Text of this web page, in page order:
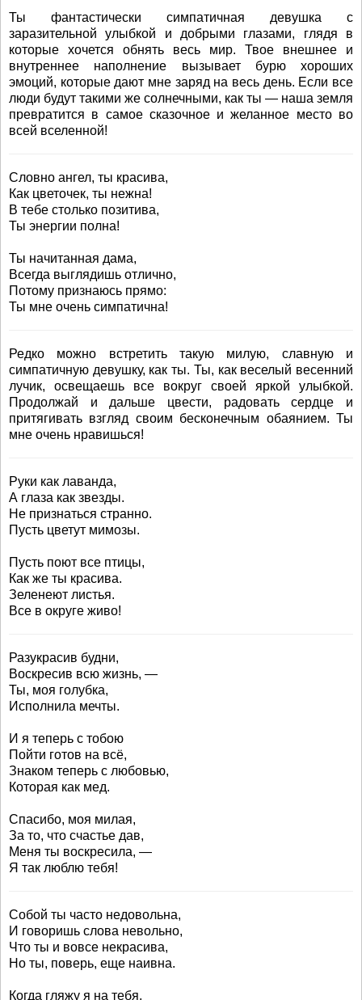
Ты фантастически симпатичная девушка с
заразительной улыбкой и добрыми глазами, глядя в
которые хочется обнять весь мир. Твое внешнее и
внутреннее наполнение вызывает бурю хороших
эмоций, которые дают мне заряд на весь день. Если все
люди будут такими же солнечными, как ты — наша земля
превратится в самое сказочное и желанное место во
всей вселенной!
Словно ангел, ты красива,
Как цветочек, ты нежна!
В тебе столько позитива,
Ты энергии полна!
Ты начитанная дама,
Всегда выглядишь отлично,
Потому признаюсь прямо:
Ты мне очень симпатична!
Редко можно встретить такую милую, славную и
симпатичную девушку, как ты. Ты, как веселый весенний
лучик, освещаешь все вокруг своей яркой улыбкой.
Продолжай и дальше цвести, радовать сердце и
притягивать взгляд своим бесконечным обаянием. Ты
мне очень нравишься!
Руки как лаванда,
А глаза как звезды.
Не признаться странно.
Пусть цветут мимозы.
Пусть поют все птицы,
Как же ты красива.
Зеленеют листья.
Все в округе живо!
Разукрасив будни,
Воскресив всю жизнь, —
Ты, моя голубка,
Исполнила мечты.
И я теперь с тобою
Пойти готов на всё,
Знаком теперь с любовью,
Которая как мед.
Спасибо, моя милая,
За то, что счастье дав,
Меня ты воскресила, —
Я так люблю тебя!
Собой ты часто недовольна,
И говоришь слова невольно,
Что ты и вовсе некрасива,
Но ты, поверь, еще наивна.
Когда гляжу я на тебя,